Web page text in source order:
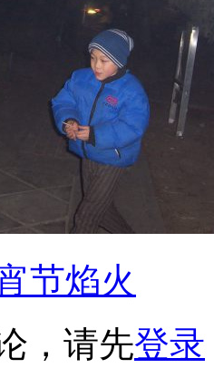
节焰火
，请先登录